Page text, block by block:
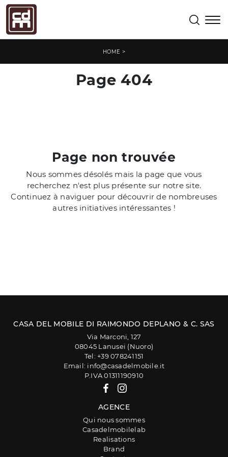
HOME >
Page 404
Page non trouvée
Nous sommes désolés mais la page que vous
recherchez n'est plus présente sur notre site.
Continuez à naviguer pour découvrir de nombreuses
autres initiatives intéressantes !
CASA DEL MOBILE DI RAIMONDO DEPLANO & C. SAS
Via Marconi, 127
08045 Lanusei (Nuoro)
Tel: +39 078241151
Email: info@casadelmobile.it
P.IVA 01311190910
AGENCE
Qui nous sommes
Casadelmobilelab
Realisations
Brand